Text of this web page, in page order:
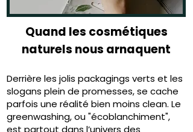
Quand les cosmétiques
naturels nous arnaquent
Derrière les jolis packagings verts et les
slogans plein de promesses, se cache
parfois une réalité bien moins clean. Le
greenwashing, ou "écoblanchiment",
est partout dans l’univers des